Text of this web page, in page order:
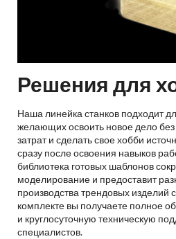
Решения для
Наша линейка станков подходит
желающих освоить новое дело
затрат и сделать свое хобби
сразу после освоения навыков
библиотека готовых шаблонов
моделирование и предоставит
производства трендовых изделий
комплекте вы получаете полное
и круглосуточную техническую
специалистов.